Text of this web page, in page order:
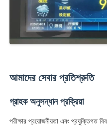
আমাদের সেবার প্রতিশ্রুতি
গ্রাহক অনুসন্ধান প্রক্রিয়া
পরীক্ষার প্রয়োজনীয়তা এবং প্রযুক্তিগত